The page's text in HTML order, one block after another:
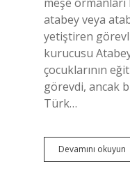
atabey veya
yetiştiren
kurucusu
çocuklarının
görevdi, ancak
Türk…
Devamını okuyun